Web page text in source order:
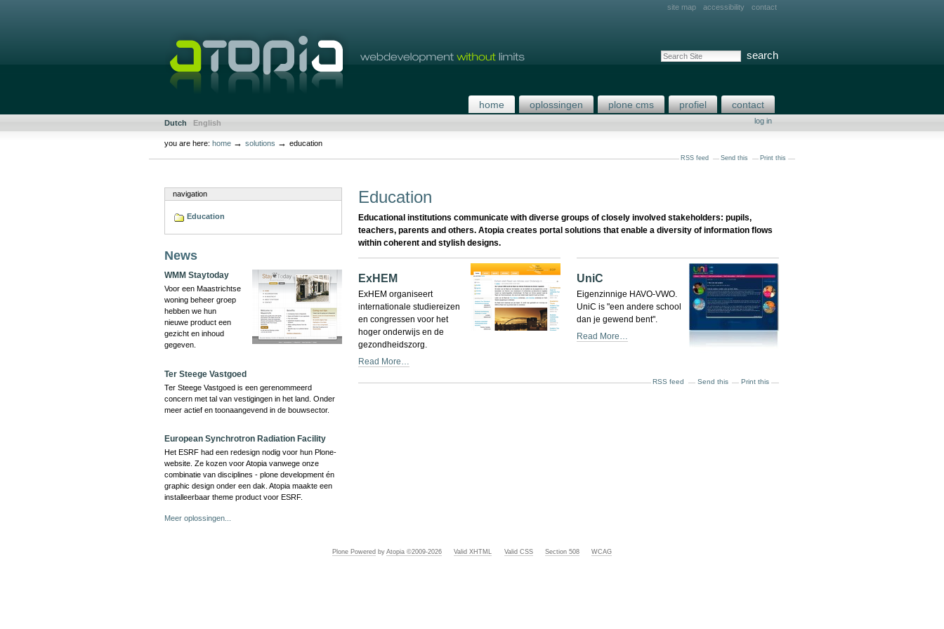
navigation
site map accessibility contact
search site
home oplossingen plone cms profiel contact
Dutch English
Personal
tools
log in
you are here: home →solutions →education
RSS feed Send this Print this
navigation
Education
News
WMM Staytoday
Voor een Maastrichtse
woning beheer groep
hebben we hun
nieuwe product een
gezicht en inhoud
gegeven.
Ter Steege Vastgoed
Ter Steege Vastgoed is een gerenommeerd
concern met tal van vestigingen in het land. Onder
meer actief en toonaangevend in de bouwsector.
European Synchrotron Radiation Facility
Het ESRF had een redesign nodig voor hun Plone-
website. Ze kozen voor Atopia vanwege onze
combinatie van disciplines - plone development én
graphic design onder een dak. Atopia maakte een
installeerbaar theme product voor ESRF.
Meer oplossingen...
Education
Educational institutions communicate with diverse groups of closely involved stakeholders: pupils,
teachers, parents and others. Atopia creates portal solutions that enable a diversity of information flows
within coherent and stylish designs.
ExHEM
ExHEM organiseert
internationale studiereizen
en congressen voor het
hoger onderwijs en de
gezondheidszorg.
Read More…
UniC
Eigenzinnige HAVO-VWO.
UniC is "een andere school
dan je gewend bent".
Read More…
RSS feed Send this Print this
Plone Powered byAtopia ©2009-2026 Valid XHTML Valid CSS Section 508 WCAG